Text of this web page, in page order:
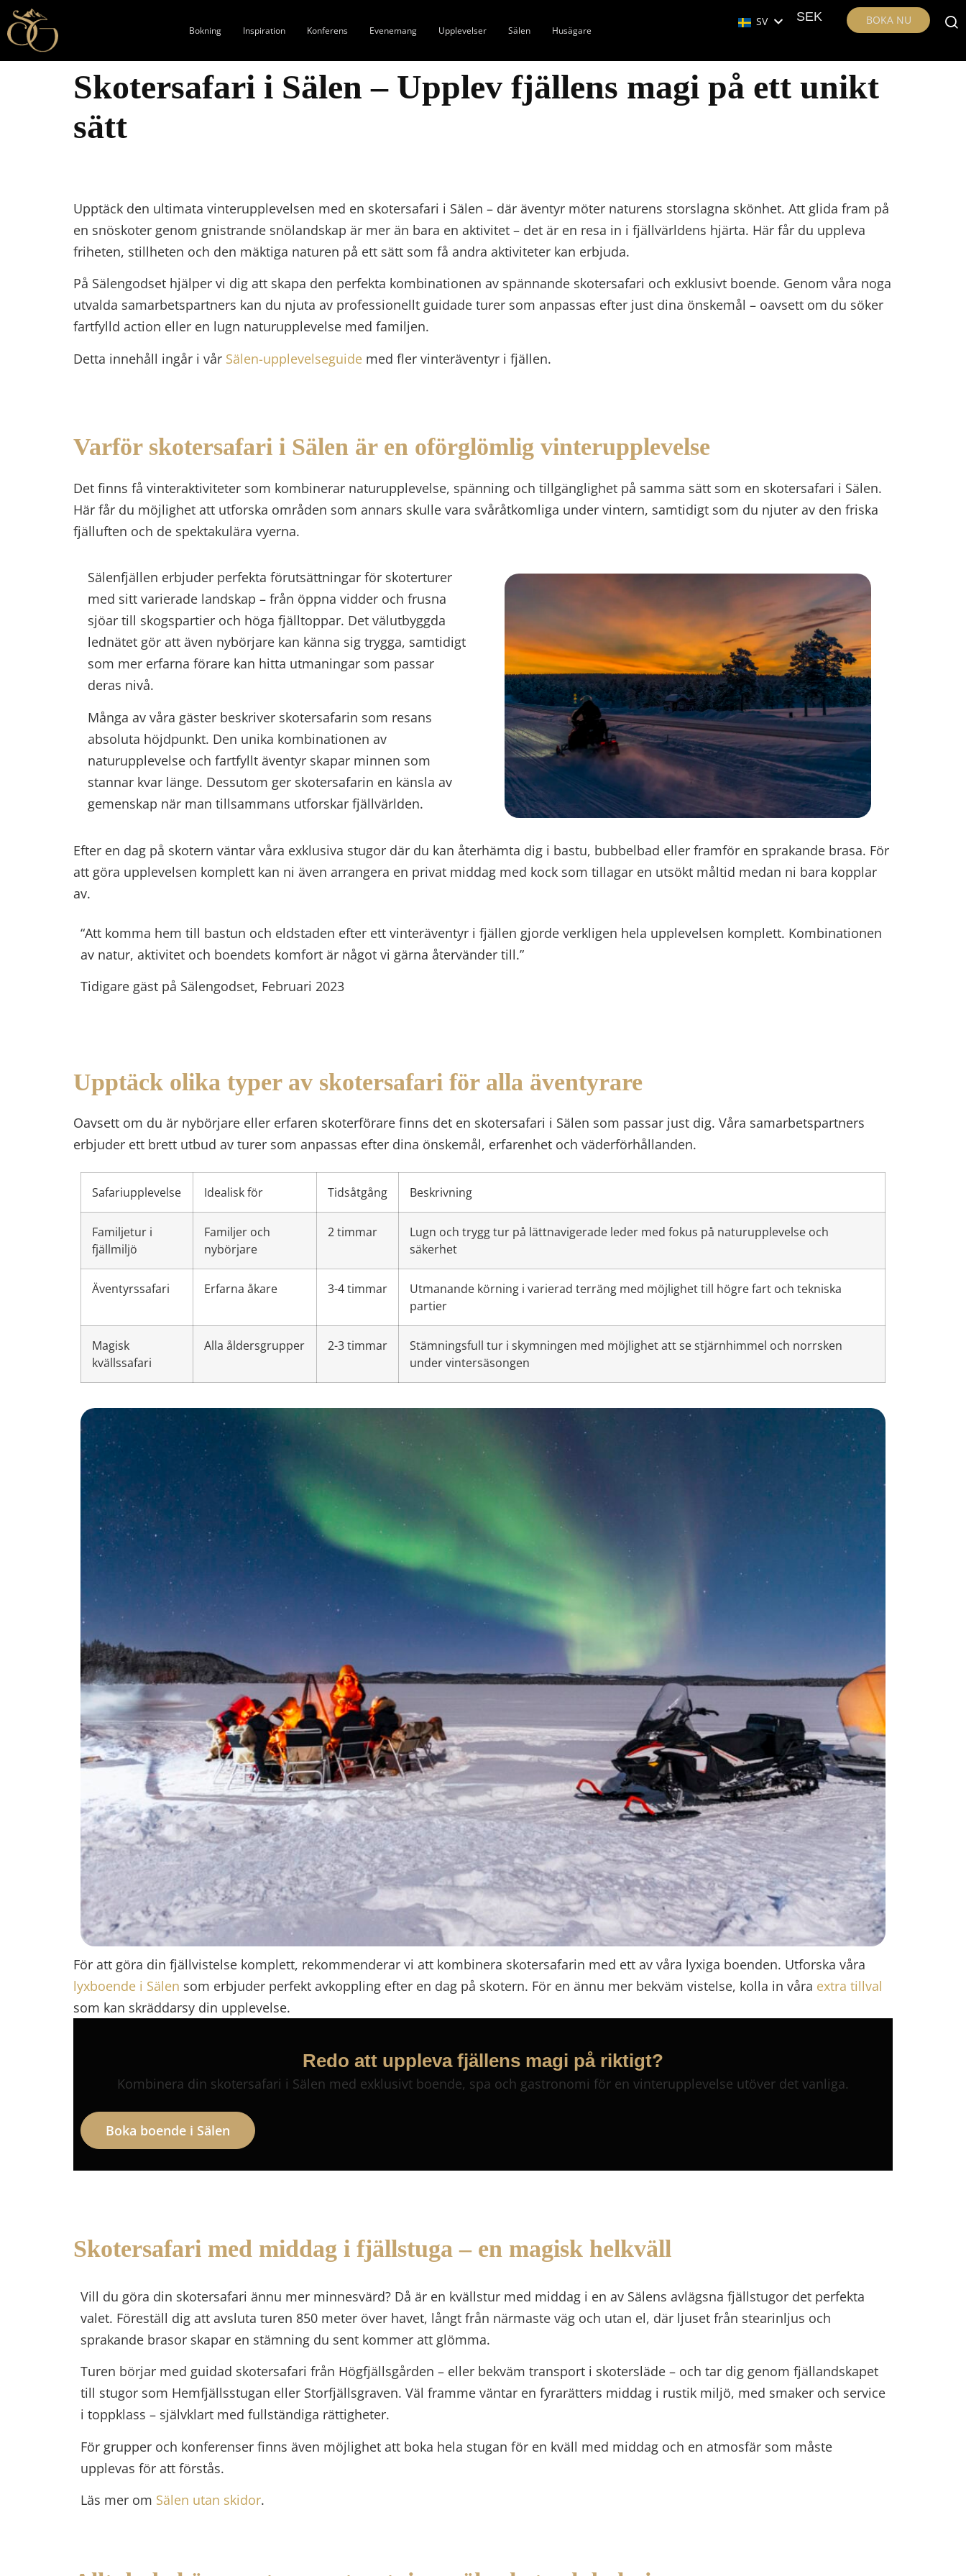
Bokning Inspiration Konferens Evenemang Upplevelser Sälen Husägare
SV SEK BOKA NU
Skotersafari i Sälen – Upplev fjällens magi på ett unikt
sätt
Upptäck den ultimata vinterupplevelsen med en skotersafari i Sälen – där äventyr möter naturens storslagna skönhet. Att glida fram på
en snöskoter genom gnistrande snölandskap är mer än bara en aktivitet – det är en resa in i fjällvärldens hjärta. Här får du uppleva
friheten, stillheten och den mäktiga naturen på ett sätt som få andra aktiviteter kan erbjuda.
På Sälengodset hjälper vi dig att skapa den perfekta kombinationen av spännande skotersafari och exklusivt boende. Genom våra noga
utvalda samarbetspartners kan du njuta av professionellt guidade turer som anpassas efter just dina önskemål – oavsett om du söker
fartfylld action eller en lugn naturupplevelse med familjen.
Detta innehåll ingår i vår Sälen-upplevelseguide med fler vinteräventyr i fjällen.
Varför skotersafari i Sälen är en oförglömlig vinterupplevelse
Det finns få vinteraktiviteter som kombinerar naturupplevelse, spänning och tillgänglighet på samma sätt som en skotersafari i Sälen.
Här får du möjlighet att utforska områden som annars skulle vara svåråtkomliga under vintern, samtidigt som du njuter av den friska
fjälluften och de spektakulära vyerna.
Sälenfjällen erbjuder perfekta förutsättningar för skoterturer
med sitt varierade landskap – från öppna vidder och frusna
sjöar till skogspartier och höga fjälltoppar. Det välutbyggda
lednätet gör att även nybörjare kan känna sig trygga, samtidigt
som mer erfarna förare kan hitta utmaningar som passar
deras nivå.
Många av våra gäster beskriver skotersafarin som resans
absoluta höjdpunkt. Den unika kombinationen av
naturupplevelse och fartfyllt äventyr skapar minnen som
stannar kvar länge. Dessutom ger skotersafarin en känsla av
gemenskap när man tillsammans utforskar fjällvärlden.
Efter en dag på skotern väntar våra exklusiva stugor där du kan återhämta dig i bastu, bubbelbad eller framför en sprakande brasa. För
att göra upplevelsen komplett kan ni även arrangera en privat middag med kock som tillagar en utsökt måltid medan ni bara kopplar
av.
“Att komma hem till bastun och eldstaden efter ett vinteräventyr i fjällen gjorde verkligen hela upplevelsen komplett. Kombinationen
av natur, aktivitet och boendets komfort är något vi gärna återvänder till.”
Tidigare gäst på Sälengodset, Februari 2023
Upptäck olika typer av skotersafari för alla äventyrare
Oavsett om du är nybörjare eller erfaren skoterförare finns det en skotersafari i Sälen som passar just dig. Våra samarbetspartners
erbjuder ett brett utbud av turer som anpassas efter dina önskemål, erfarenhet och väderförhållanden.
Safariupplevelse Idealisk för Tidsåtgång Beskrivning
Familjetur i
fjällmiljö
Familjer och
nybörjare
2 timmar
Lugn och trygg tur på lättnavigerade leder med fokus på naturupplevelse och
säkerhet
Äventyrssafari Erfarna åkare 3-4 timmar
Utmanande körning i varierad terräng med möjlighet till högre fart och tekniska
partier
Magisk
kvällssafari
Alla åldersgrupper 2-3 timmar
Stämningsfull tur i skymningen med möjlighet att se stjärnhimmel och norrsken
under vintersäsongen
För att göra din fjällvistelse komplett, rekommenderar vi att kombinera skotersafarin med ett av våra lyxiga boenden. Utforska våra
lyxboende i Sälen som erbjuder perfekt avkoppling efter en dag på skotern. För en ännu mer bekväm vistelse, kolla in våra extra tillval
som kan skräddarsy din upplevelse.
Redo att uppleva fjällens magi på riktigt?
Kombinera din skotersafari i Sälen med exklusivt boende, spa och gastronomi för en vinterupplevelse utöver det vanliga.
Boka boende i Sälen
Skotersafari med middag i fjällstuga – en magisk helkväll
Vill du göra din skotersafari ännu mer minnesvärd? Då är en kvällstur med middag i en av Sälens avlägsna fjällstugor det perfekta
valet. Föreställ dig att avsluta turen 850 meter över havet, långt från närmaste väg och utan el, där ljuset från stearinljus och
sprakande brasor skapar en stämning du sent kommer att glömma.
Turen börjar med guidad skotersafari från Högfjällsgården – eller bekväm transport i skotersläde – och tar dig genom fjällandskapet
till stugor som Hemfjällsstugan eller Storfjällsgraven. Väl framme väntar en fyrarätters middag i rustik miljö, med smaker och service
i toppklass – självklart med fullständiga rättigheter.
För grupper och konferenser finns även möjlighet att boka hela stugan för en kväll med middag och en atmosfär som måste
upplevas för att förstås.
Läs mer om Sälen utan skidor.